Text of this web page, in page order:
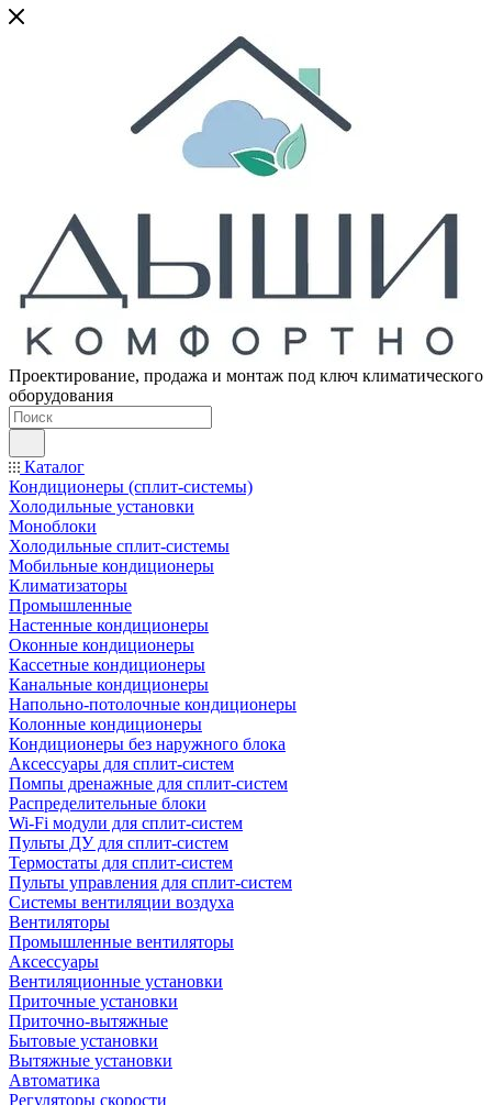
Проектирование, продажа и монтаж под ключ климатического
оборудования
Каталог
Кондиционеры (сплит-системы)
Холодильные установки
Моноблоки
Холодильные сплит-системы
Мобильные кондиционеры
Климатизаторы
Промышленные
Настенные кондиционеры
Оконные кондиционеры
Кассетные кондиционеры
Канальные кондиционеры
Напольно-потолочные кондиционеры
Колонные кондиционеры
Кондиционеры без наружного блока
Аксессуары для сплит-систем
Помпы дренажные для сплит-систем
Распределительные блоки
Wi-Fi модули для сплит-систем
Пульты ДУ для сплит-систем
Термостаты для сплит-систем
Пульты управления для сплит-систем
Системы вентиляции воздуха
Вентиляторы
Промышленные вентиляторы
Аксессуары
Вентиляционные установки
Приточные установки
Приточно-вытяжные
Бытовые установки
Вытяжные установки
Автоматика
Регуляторы скорости